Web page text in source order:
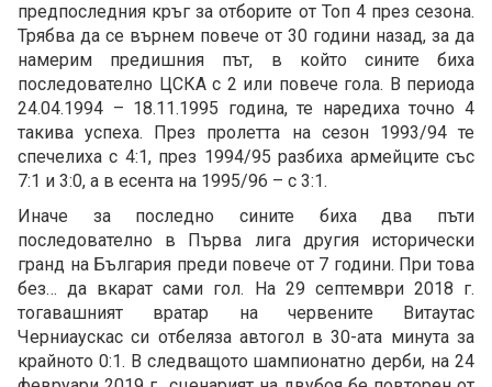
предпоследния кръг за отборите от Топ 4 през сезона.
Трябва да се върнем повече от 30 години назад, за да
намерим предишния път, в който сините биха
последователно ЦСКА с 2 или повече гола. В периода
24.04.1994 – 18.11.1995 година, те наредиха точно 4
такива успеха. През пролетта на сезон 1993/94 те
спечелиха с 4:1, през 1994/95 разбиха армейците със
7:1 и 3:0, а в есента на 1995/96 – с 3:1.
Иначе за последно сините биха два пъти
последователно в Първа лига другия исторически
гранд на България преди повече от 7 години. При това
без… да вкарат сами гол. На 29 септември 2018 г.
тогавашният вратар на червените Витаутас
Черниаускас си отбеляза автогол в 30-ата минута за
крайното 0:1. В следващото шампионатно дерби, на 24